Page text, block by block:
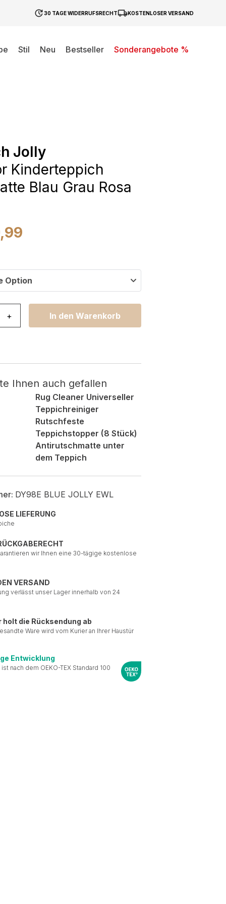
30 TAGE WIDERRUFSRECHT KOSTENLOSER VERSAND
Stil Neu Bestseller
Sonderangebote %
Jolly
Kinderteppich
Blau Grau Rosa
Option
+ In den Warenkorb
Ihnen auch gefallen
Rug Cleaner Universeller
Teppichreiniger
Rutschfeste
Teppichstopper (8 Stück)
Antirutschmatte unter
dem Teppich
DY98E BLUE JOLLY EWL
LIEFERUNG
wir Ihnen eine 30-tägige kostenlose
VERSAND
verlässt unser Lager innerhalb von 24
holt die Rücksendung ab
Ware wird vom Kurier an Ihrer Haustür
Entwicklung
nach dem OEKO-TEX Standard 100